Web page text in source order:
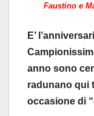
Faustino e
E’
anno sono
radunano qui
occasione di